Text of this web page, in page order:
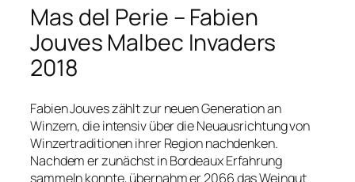
Mas del Perie – Fabien
Jouves Malbec Invaders
2018
Fabien Jouves zählt zur neuen Generation an
Winzern, die intensiv über die Neuausrichtung von
Winzertraditionen ihrer Region nachdenken.
Nachdem er zunächst in Bordeaux Erfahrung
sammeln konnte, übernahm er 2066 das Weingut